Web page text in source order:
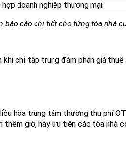
doanh nghiệp thương mại.
báo cáo chi tiết cho từng tòa nhà
chỉ tập trung đàm phán giá
hòa trung tâm thường thu phí
giờ, hãy ưu tiên các tòa nhà